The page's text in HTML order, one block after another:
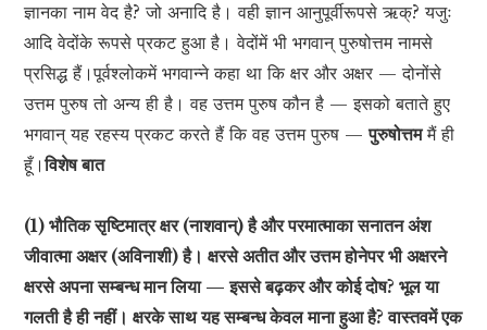
ज्ञानका नाम वेद है? जो अनादि है। वही ज्ञान आनुपूर्वीरूपसे ऋक्? यजुः
आदि वेदोंके रूपसे प्रकट हुआ है। वेदोंमें भी भगवान् पुरुषोत्तम नामसे
प्रसिद्ध हैं।पूर्वश्लोकमें भगवान्ने कहा था कि क्षर और अक्षर — दोनोंसे
उत्तम पुरुष तो अन्य ही है। वह उत्तम पुरुष कौन है — इसको बताते हुए
भगवान् यह रहस्य प्रकट करते हैं कि वह उत्तम पुरुष —पुरुषोत्तममैं ही
हूँ।विशेष बात
(1) भौतिक सृष्टिमात्र क्षर (नाशवान्) है और परमात्माका सनातन अंश
जीवात्मा अक्षर (अविनाशी) है। क्षरसे अतीत और उत्तम होनेपर भी अक्षरने
क्षरसे अपना सम्बन्ध मान लिया — इससे बढ़कर और कोई दोष? भूल या
गलती है ही नहीं। क्षरके साथ यह सम्बन्ध केवल माना हुआ है? वास्तवमें एक